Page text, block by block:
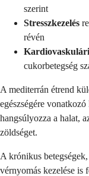
szerint
Stresszkezelés
révén
cukorbetegség
A mediterrán étrend
egészségére
hangsúlyozza a halat,
zöldséget.
A krónikus
vérnyomás kezelése is